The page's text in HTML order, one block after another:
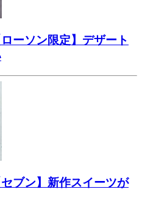
ーソン限定】デザート
ブン】新作スイーツが